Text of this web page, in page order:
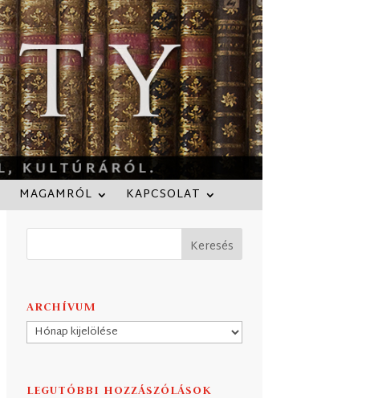
MAGAMRÓL KAPCSOLAT
ARCHÍVUM
Archívum
LEGUTÓBBI HOZZÁSZÓLÁSOK